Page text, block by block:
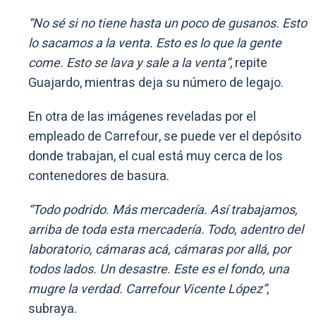
“No sé si no tiene hasta un poco de gusanos. Esto
lo sacamos a la venta. Esto es lo que la gente
come. Esto se lava y sale a la venta”, repite
Guajardo, mientras deja su número de legajo.
En otra de las imágenes reveladas por el
empleado de Carrefour, se puede ver el depósito
donde trabajan, el cual está muy cerca de los
contenedores de basura.
“Todo podrido. Más mercadería. Así trabajamos,
arriba de toda esta mercadería. Todo, adentro del
laboratorio, cámaras acá, cámaras por allá, por
todos lados. Un desastre. Este es el fondo, una
mugre la verdad. Carrefour Vicente López”,
subraya.